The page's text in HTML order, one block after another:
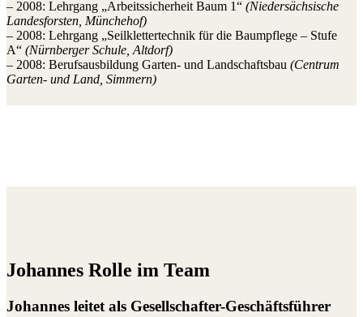
– 2008: Lehrgang „Arbeitssicherheit Baum 1“ (Niedersächsische
Landesforsten, Münchehof)
– 2008: Lehrgang „Seilklettertechnik für die Baumpflege – Stufe
A“ (Nürnberger Schule, Altdorf)
– 2008: Berufsausbildung Garten- und Landschaftsbau (Centrum
Garten- und Land, Simmern)
Johannes Rolle im Team
Johannes leitet als Gesellschafter-Geschäftsführer